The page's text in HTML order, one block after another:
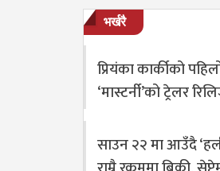
भर्खरै
प्रियंका कार्कीको
‘मास्टर्नी’को ट्रेलर
साउन २२ मा आउँदै